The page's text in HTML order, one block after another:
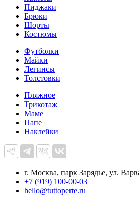
Пиджаки
Брюки
Шорты
Костюмы
Футболки
Майки
Легинсы
Толстовки
Пляжное
Трикотаж
Маме
Папе
Наклейки
г. Москва, парк Зарядье, ул.
+7 (919) 100-00-03
hello@tuttoperte.ru